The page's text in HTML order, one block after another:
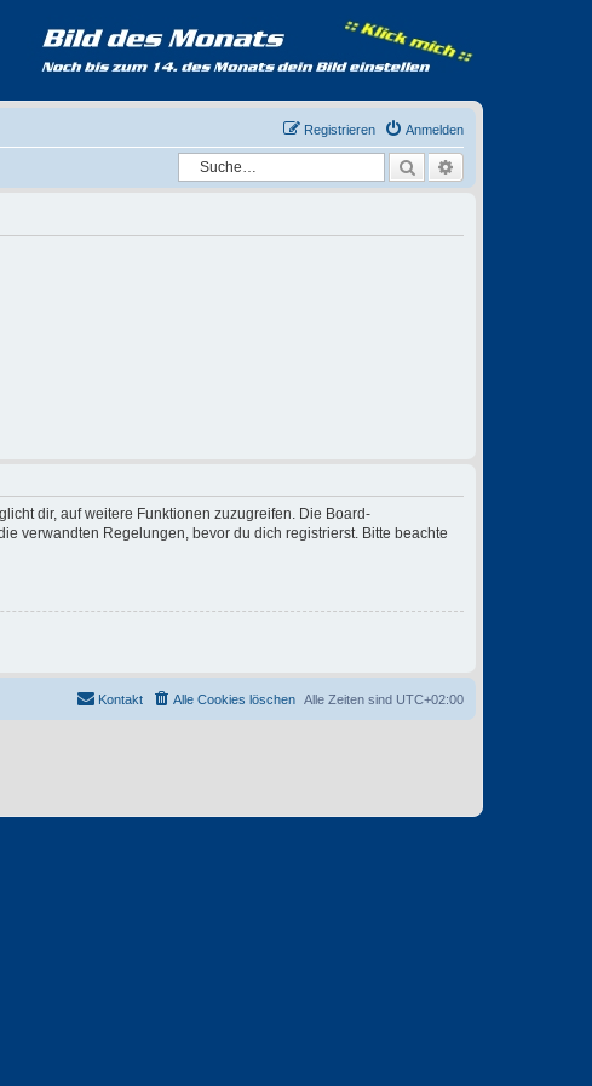
Anmelden
Registrieren
Suche
dir, auf weitere Funktionen zuzugreifen. Die Board-
verwandten Regelungen, bevor du dich registrierst. Bitte beachte
Alle Zeiten sind UTC+02:00
Alle Cookies löschen
Kontakt